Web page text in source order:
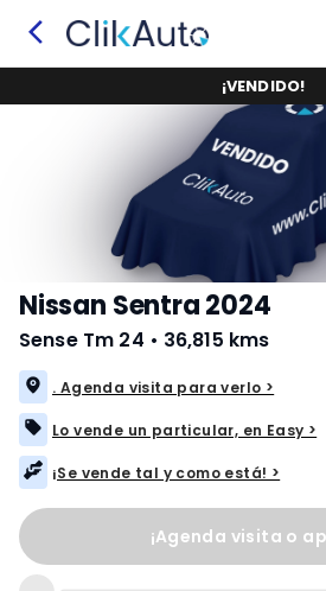
¡VENDIDO!
Nissan Sentra 2024
Sense Tm 24 • 36,815 kms
. Agenda visita para verlo >
Lo vende un particular, en Easy >
¡Se vende tal y como está! >
¡Agenda visita o